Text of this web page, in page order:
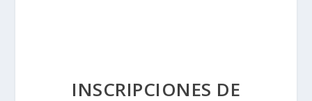
INSCRIPCIONES DE